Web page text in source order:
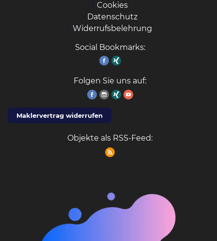
Cookies
Datenschutz
Widerrufsbelehrung
Social Bookmarks:
Folgen Sie uns auf:
Maklervertrag widerrufen
Objekte als RSS-Feed: